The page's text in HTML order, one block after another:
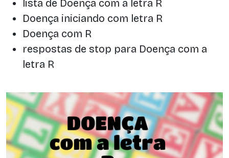
lista de Doença com a letra R
Doença iniciando com letra R
Doença com R
respostas de stop para Doença com a
letra R